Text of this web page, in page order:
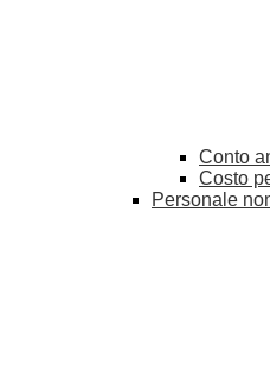
Conto
Costo
Personale